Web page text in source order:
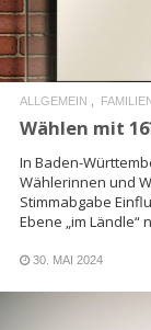
ALLGEMEIN
Wählen mit
In Baden-
Wählerinnen und
Stimmabgabe
Ebene „im Ländle“
30. MAI 2024